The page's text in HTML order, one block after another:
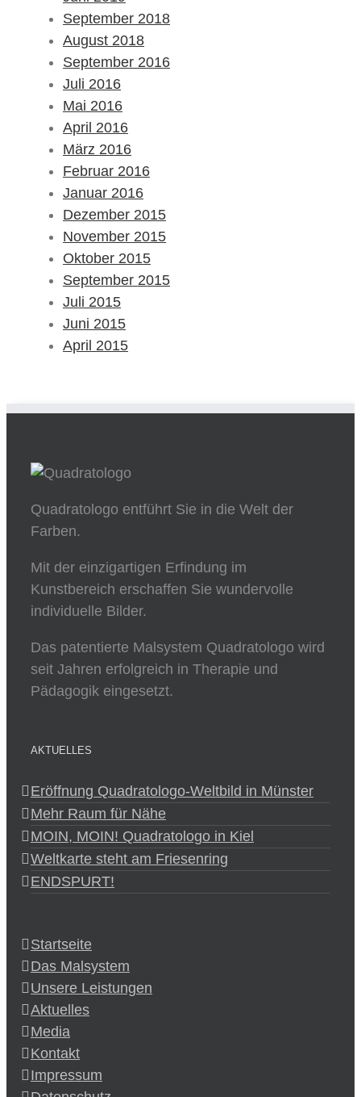
September 2018
August 2018
September 2016
Juli 2016
Mai 2016
April 2016
März 2016
Februar 2016
Januar 2016
Dezember 2015
November 2015
Oktober 2015
September 2015
Juli 2015
Juni 2015
April 2015
Quadratologo entführt Sie in die Welt der
Farben.
Mit der einzigartigen Erfindung im
Kunstbereich erschaffen Sie wundervolle
individuelle Bilder.
Das patentierte Malsystem Quadratologo wird
seit Jahren erfolgreich in Therapie und
Pädagogik eingesetzt.
AKTUELLES
Eröffnung Quadratologo-Weltbild in Münster
Mehr Raum für Nähe
MOIN, MOIN! Quadratologo in Kiel
Weltkarte steht am Friesenring
ENDSPURT!
Startseite
Das Malsystem
Unsere Leistungen
Aktuelles
Media
Kontakt
Impressum